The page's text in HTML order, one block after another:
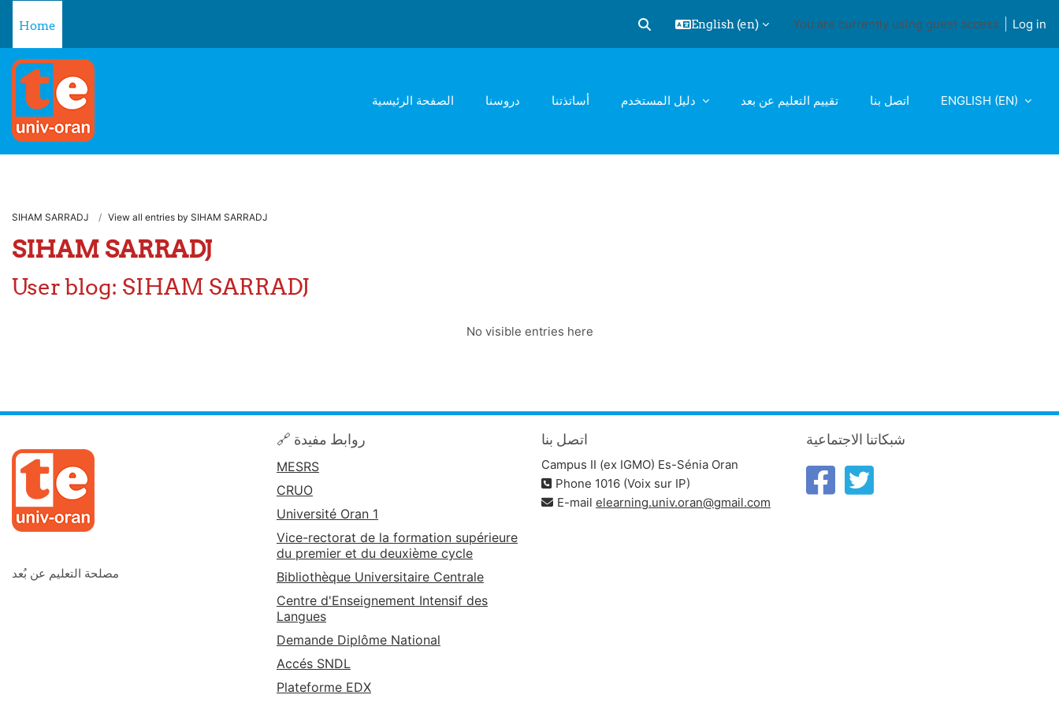
Home
Toggle search input
English ‎(en)‎ You are currently using guest access Log in
الصفحة الرئيسية دروسنا أساتذتنا تقييم التعليم عن بعد اتصل بنا ENGLISH ‎(EN)‎
SIHAM SARRADJ View all entries by SIHAM SARRADJ
SIHAM SARRADJ
User blog: SIHAM SARRADJ
No visible entries here
مصلحة التعليم عن بُعد
🔗 روابط مفيدة
MESRS
CRUO
Université Oran 1
Vice-rectorat de la formation supérieure
du premier et du deuxième cycle
Bibliothèque Universitaire Centrale
Centre d'Enseignement Intensif des
Langues
Demande Diplôme National
Accés SNDL
Plateforme EDX
اتصل بنا
Campus II (ex IGMO) Es-Sénia Oran
Phone 1016 (Voix sur IP)
E-mail elearning.univ.oran@gmail.com
شبكاتنا الاجتماعية